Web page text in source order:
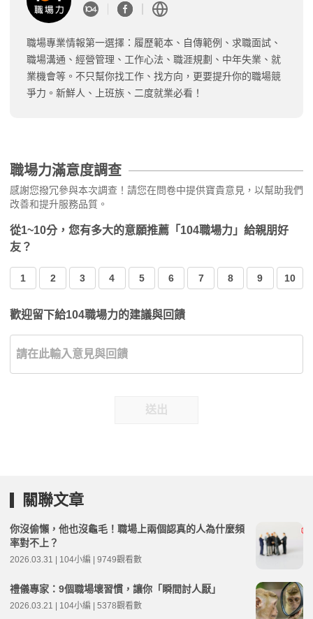
職場專業情報第一選擇：履歷範本、自傳範例、求職面試、
職場溝通、經營管理、工作心法、職涯規劃、中年失業、就
業機會等。不只幫你找工作、找方向，更要提升你的職場競
爭力。新鮮人、上班族、二度就業必看！
職場力滿意度調查
感謝您撥冗參與本次調查！請您在問卷中提供寶貴意見，以幫助我們
改善和提升服務品質。
從1~10分，您有多大的意願推薦「104職場力」給親朋好
友？
1 2 3 4 5 6 7 8 9 10
歡迎留下給104職場力的建議與回饋
送出
關聯文章
你沒偷懶，他也沒龜毛！職場上兩個認真的人為什麼頻
率對不上？
2026.03.31 | 104小編 | 9749觀看數
禮儀專家：9個職場壞習慣，讓你「瞬間討人厭」
2026.03.21 | 104小編 | 5378觀看數